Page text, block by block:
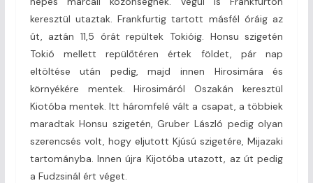
keresztül utaztak. Frankfurtig tartott másfél óráig az
út, aztán 11,5 órát repültek Tokióig. Honsu szigetén
Tokió mellett repülőtéren értek földet, pár nap
eltöltése után pedig, majd innen Hirosimára és
környékére mentek. Hirosimáról Oszakán keresztül
Kiotóba mentek. Itt háromfelé vált a csapat, a többiek
maradtak Honsu szigetén, Gruber László pedig olyan
szerencsés volt, hogy eljutott Kjúsú szigetére, Mijazaki
tartományba. Innen újra Kijotóba utazott, az út pedig
a Fudzsinál ért véget.